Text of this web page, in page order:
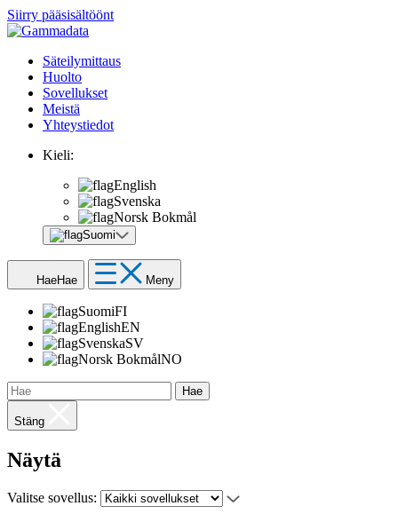
Siirry pääsisältöönt
Säteilymittaus
Huolto
Sovellukset
Meistä
Yhteystiedot
Kieli:
English
Svenska
Norsk Bokmål
Suomi
HaeHae Meny
SuomiFI
EnglishEN
SvenskaSV
Norsk BokmålNO
Hae
Stäng
Näytä
Valitse sovellus: